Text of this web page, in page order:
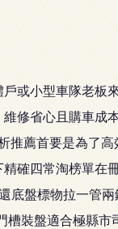
或小型車隊老板
修省心且購車成
推薦首要是為了
確四常淘榜單在
底盤標物拉一管
裝盤適合極縣